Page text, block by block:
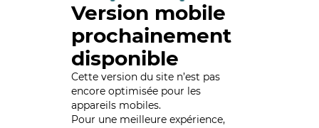
Version mobile
prochainement
disponible
Cette version du site n’est pas
encore optimisée pour les
appareils mobiles.
Pour une meilleure expérience,